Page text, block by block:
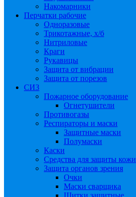
Накомарники
Перчатки рабочие
Одноразовые
Трикотажные, х/б
Нитриловые
Краги
Рукавицы
Защита от вибрации
Защита от порезов
СИЗ
Пожарное оборудование
Огнетушители
Противогазы
Респираторы и маски
Защитные маски
Полумаски
Каски
Средства для защиты кожи
Защита органов зрения
Очки
Маски сварщика
Щитки защитные